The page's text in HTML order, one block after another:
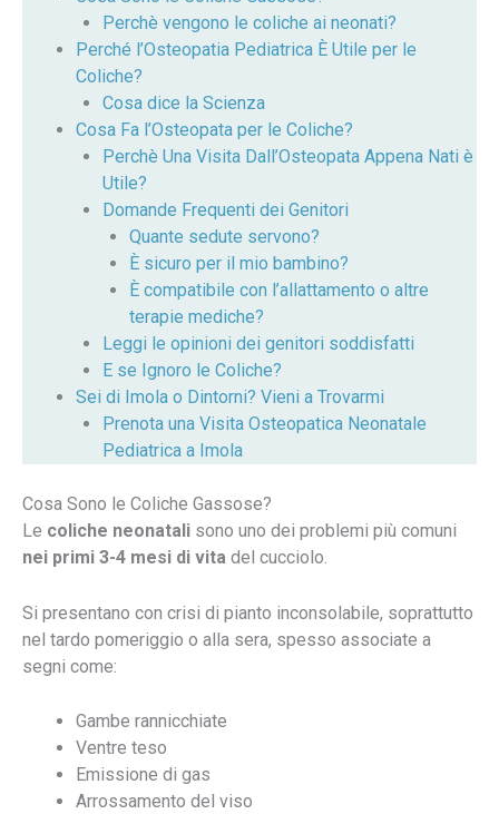
Perchè vengono le coliche ai neonati?
Perché l’Osteopatia Pediatrica È Utile per le
Coliche?
Cosa dice la Scienza
Cosa Fa l’Osteopata per le Coliche?
Perchè Una Visita Dall’Osteopata Appena Nati è
Utile?
Domande Frequenti dei Genitori
Quante sedute servono?
È sicuro per il mio bambino?
È compatibile con l’allattamento o altre
terapie mediche?
Leggi le opinioni dei genitori soddisfatti
E se Ignoro le Coliche?
Sei di Imola o Dintorni? Vieni a Trovarmi
Prenota una Visita Osteopatica Neonatale
Pediatrica a Imola
Cosa Sono le Coliche Gassose?
Le coliche neonatali sono uno dei problemi più comuni
nei primi 3-4 mesi di vita del cucciolo.
Si presentano con crisi di pianto inconsolabile, soprattutto
nel tardo pomeriggio o alla sera, spesso associate a
segni come:
Gambe rannicchiate
Ventre teso
Emissione di gas
Arrossamento del viso